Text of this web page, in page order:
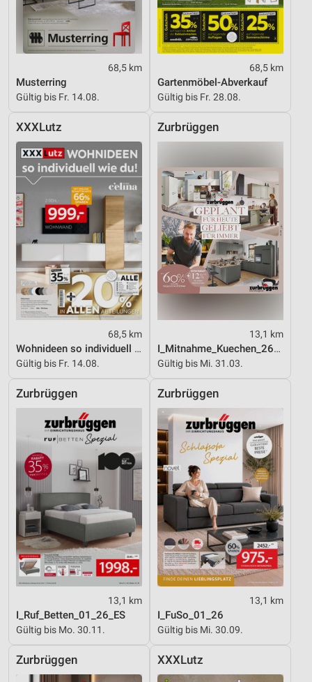
68,5 km
Musterring
Gültig bis Fr. 14.08.
68,5 km
Gartenmöbel-Abverkauf
Gültig bis Fr. 28.08.
XXXLutz
68,5 km
Wohnideen so individuell wie du!
Gültig bis Fr. 14.08.
Zurbrüggen
13,1 km
I_Mitnahme_Kuechen_26_ES
Gültig bis Mi. 31.03.
Zurbrüggen
13,1 km
I_Ruf_Betten_01_26_ES
Gültig bis Mo. 30.11.
Zurbrüggen
13,1 km
I_FuSo_01_26
Gültig bis Mi. 30.09.
Zurbrüggen XXXLutz